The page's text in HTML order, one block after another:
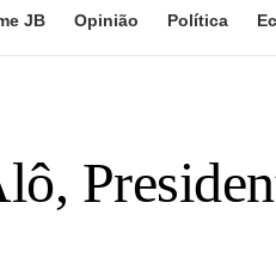
JB Opinião Política